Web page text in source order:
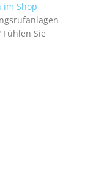
im Shop
Sie